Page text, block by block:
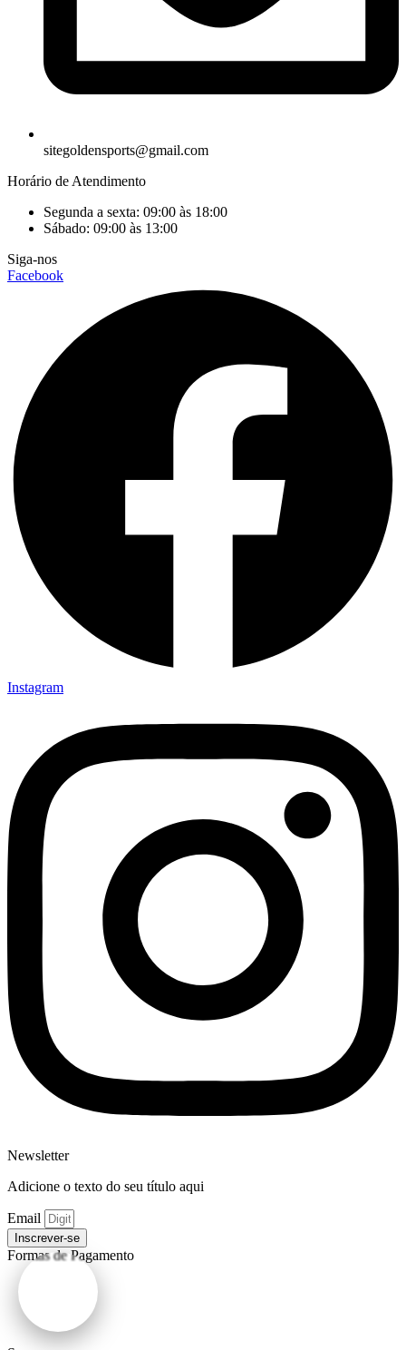
sitegoldensports@gmail.com
Horário de Atendimento
Segunda a sexta: 09:00 às 18:00
Sábado: 09:00 às 13:00
Siga-nos
Facebook
Instagram
Newsletter
Adicione o texto do seu título aqui
Email
Inscrever-se
Formas de Pagamento